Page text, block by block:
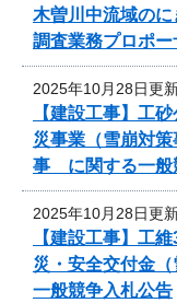
木曽川中流域の
調査業務プロポー
2025年10月28日更
【建設工事】工
災事業（雪崩対
事 に関する一般
2025年10月28日更
【建設工事】工
災・安全交付金
一般競争入札公告